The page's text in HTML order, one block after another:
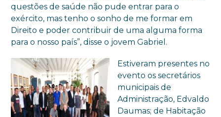
questões de saúde não pude entrar para o
exército, mas tenho o sonho de me formar em
Direito e poder contribuir de uma alguma forma
para o nosso país”, disse o jovem Gabriel.
Estiveram presentes no
evento os secretários
municipais de
Administração, Edvaldo
Daumas; de Habitação